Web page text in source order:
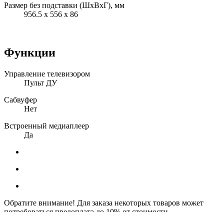
Размер без подставки (ШxВxГ), мм
956.5 x 556 x 86
Функции
Управление телевизором
Пульт ДУ
Сабвуфер
Нет
Встроенный медиаплеер
Да
Обратите внимание! Для заказа некоторых товаров может